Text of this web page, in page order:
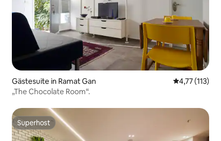
Gästesuite in Ramat Gan
4,77 (113)
„The Chocolate Room“.
Superhost
Superhost